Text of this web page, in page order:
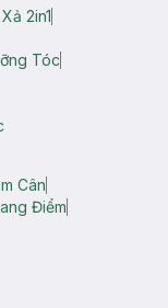
2in1
Tóc
Cân
Điểm